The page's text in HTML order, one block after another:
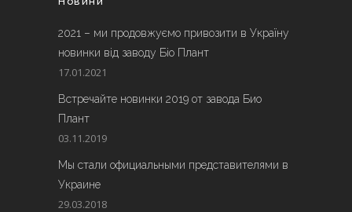
2021 – ми продовжуємо привозити в Україну
новинки від заводу Біо Плант
17.01.2021
Встречайте новинки 2019 от завода Био
Плант
03.11.2019
Мы стали официальными представителями в
Украине
29.03.2018